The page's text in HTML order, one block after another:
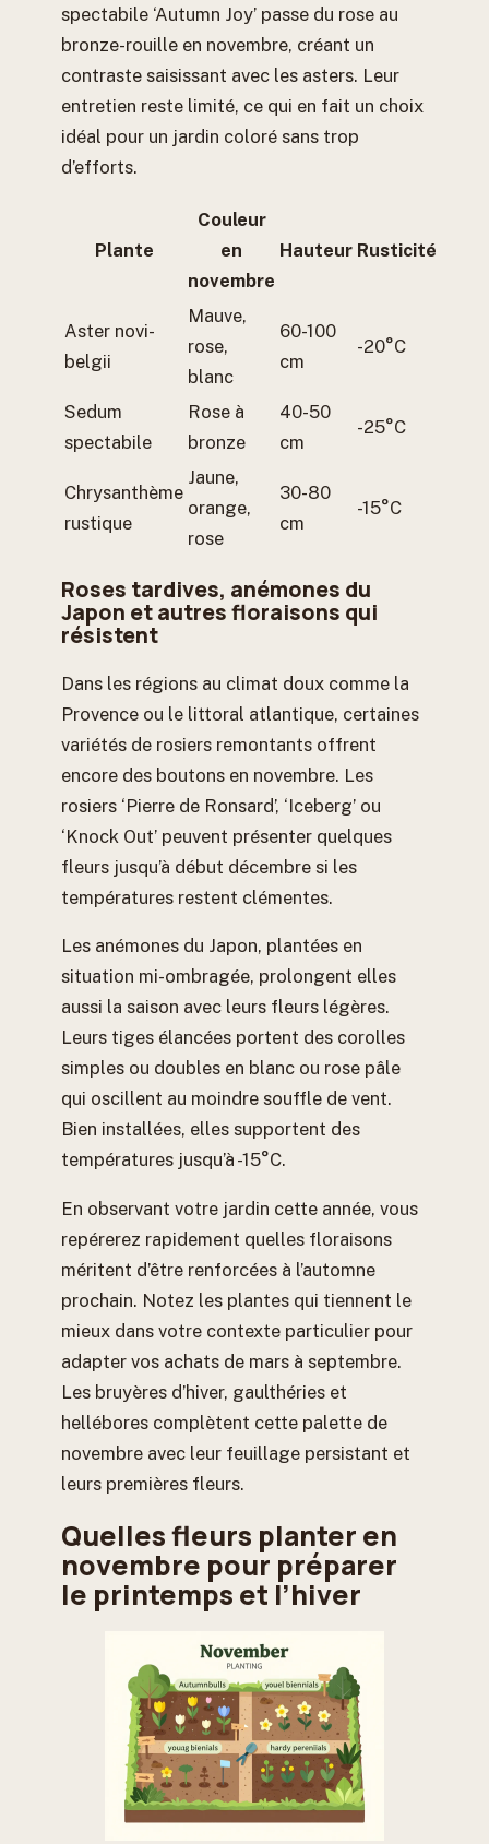
spectabile ‘Autumn Joy’ passe du rose au
bronze-rouille en novembre, créant un
contraste saisissant avec les asters. Leur
entretien reste limité, ce qui en fait un choix
idéal pour un jardin coloré sans trop
d’efforts.
Plante
Couleur
en
novembre
Hauteur Rusticité
Aster novi-
belgii
Mauve,
rose,
blanc
60-100
cm
-20°C
Sedum
spectabile
Rose à
bronze
40-50
cm
-25°C
Chrysanthème
rustique
Jaune,
orange,
rose
30-80
cm
-15°C
Roses tardives, anémones du
Japon et autres floraisons qui
résistent
Dans les régions au climat doux comme la
Provence ou le littoral atlantique, certaines
variétés de rosiers remontants offrent
encore des boutons en novembre. Les
rosiers ‘Pierre de Ronsard’, ‘Iceberg’ ou
‘Knock Out’ peuvent présenter quelques
fleurs jusqu’à début décembre si les
températures restent clémentes.
Les anémones du Japon, plantées en
situation mi-ombragée, prolongent elles
aussi la saison avec leurs fleurs légères.
Leurs tiges élancées portent des corolles
simples ou doubles en blanc ou rose pâle
qui oscillent au moindre souffle de vent.
Bien installées, elles supportent des
températures jusqu’à -15°C.
En observant votre jardin cette année, vous
repérerez rapidement quelles floraisons
méritent d’être renforcées à l’automne
prochain. Notez les plantes qui tiennent le
mieux dans votre contexte particulier pour
adapter vos achats de mars à septembre.
Les bruyères d’hiver, gaulthéries et
hellébores complètent cette palette de
novembre avec leur feuillage persistant et
leurs premières fleurs.
Quelles fleurs planter en
novembre pour préparer
le printemps et l’hiver